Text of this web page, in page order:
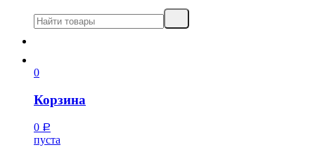
0
Корзина
0 Р
пуста